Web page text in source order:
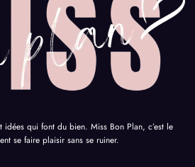
qui font du bien. Miss Bon Plan, c’est le
se faire plaisir sans se ruiner.